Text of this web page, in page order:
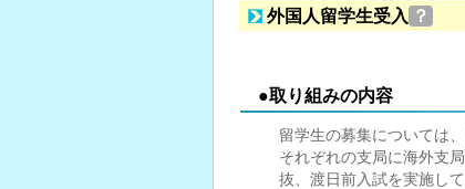
外国人留学生受入 ？
●取り組みの内容
留学生の募集については
それぞれの支局に海外支
抜、渡日前入試を実施し